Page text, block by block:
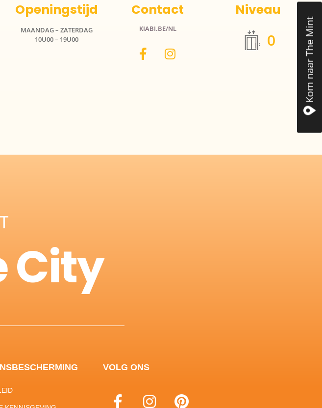
Openingstijd
MAANDAG – ZATERDAG
10U00 – 19U00
Contact
KIABI.BE/NL
Niveau
0 Kom naar The Mint
City
VOLG ONS